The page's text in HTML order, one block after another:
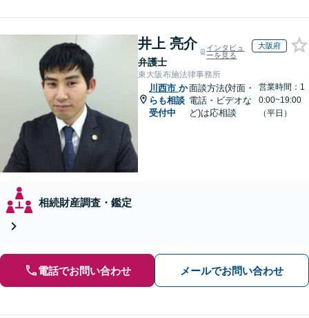
井上 亮介
弁護士
インタビュ
ーを見る
大阪府
東大阪布施法律事務所
川西市 か
らも相談
受付中
面談方法(対面・
電話・ビデオな
ど)は応相談
営業時間：1
0:00~19:00
（平日）
相続財産調査・鑑定
電話でお問い合わせ メールでお問い合わせ